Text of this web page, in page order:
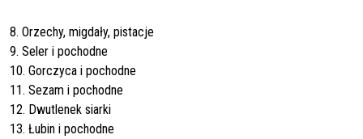
8. Orzechy, migdały, pistacje
9. Seler i pochodne
10. Gorczyca i pochodne
11. Sezam i pochodne
12. Dwutlenek siarki
13. Łubin i pochodne